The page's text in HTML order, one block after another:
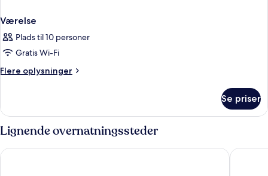
Værelse
Plads til 10 personer
Gratis Wi-Fi
Flere oplysninger
Flere
Se priser
Lignende overnatningssteder
Lapland Hotels Sirkantähti Levi